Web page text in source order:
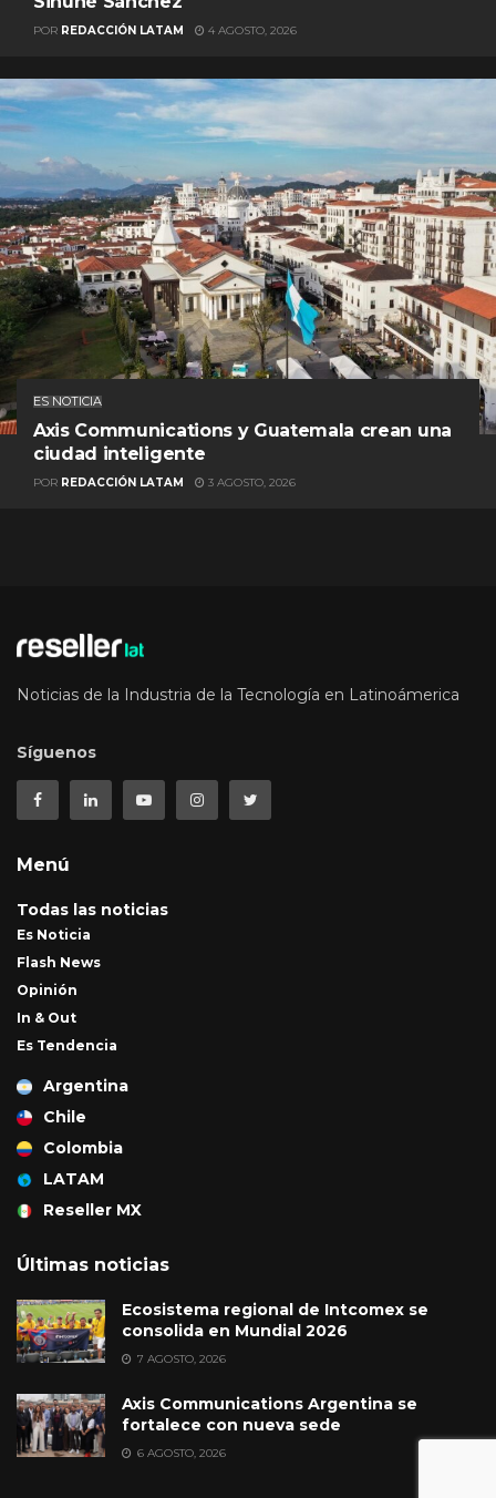
POR REDACCIÓN LATAM 4 AGOSTO, 2026
ES NOTICIA
Axis Communications y Guatemala crean una
ciudad inteligente
POR REDACCIÓN LATAM 3 AGOSTO, 2026
Noticias de la Industria de la Tecnología en Latinoámerica
Síguenos
Menú
Todas las noticias
Es Noticia
Flash News
Opinión
In & Out
Es Tendencia
Argentina
Chile
Colombia
LATAM
Reseller MX
Últimas noticias
Ecosistema regional de Intcomex se
consolida en Mundial 2026
7 AGOSTO, 2026
Axis Communications Argentina se
fortalece con nueva sede
6 AGOSTO, 2026